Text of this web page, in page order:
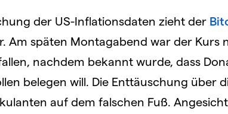
der US-Inflationsdaten zieht der
Am späten Montagabend war der
nachdem bekannt wurde, dass
belegen will. Die Enttäuschung über
auf dem falschen Fuß.